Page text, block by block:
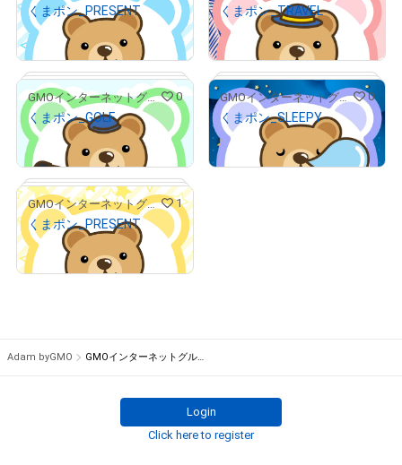
# 60/300 # 22/300
# 38/100
くまポン_PRESENT
¥ 500 ($3.17
# 10/300
くまポン_TRAVEL
¥500 ($
# 11/300
GMOインターネットグループ公式キャラクター「くまポン」 0
くまポン_GOLF
¥500 ($3.17
GMOインターネットグループ公式キャラクター「くまポン」 0
くまポン_SLEEPY
¥500 $3.17
# 15/100
GMOインターネットグループ公式キャラクター「くまポン」 1
くまポン_PRESENT
¥500 ($3.17
Adam byGMO
Login
Click here to register